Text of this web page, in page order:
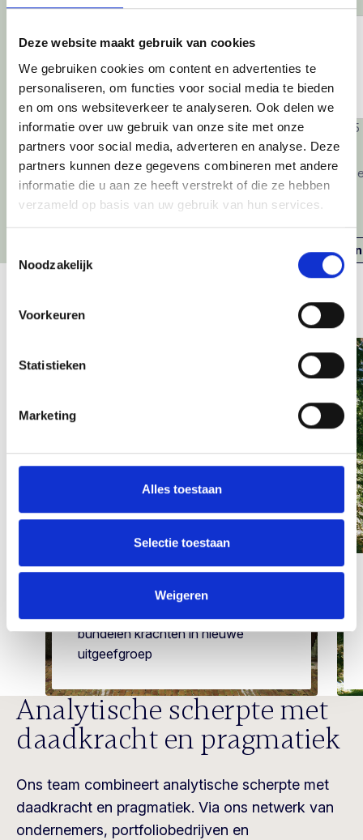
Deze website maakt gebruik van cookies
We gebruiken cookies om content en advertenties te
personaliseren, om functies voor social media te bieden
en om ons websiteverkeer te analyseren. Ook delen we
informatie over uw gebruik van onze site met onze
partners voor social media, adverteren en analyse. Deze
partners kunnen deze gegevens combineren met andere
informatie die u aan ze heeft verstrekt of die ze hebben
verzameld op basis van uw gebruik van hun services.
Noodzakelijk
Voorkeuren
Statistieken
Marketing
Alles toestaan
Selectie toestaan
Weigeren
Juni 2025
NL Security Groep
BC Capital neemt meerderheidsbelang in NL
Security, Specialists in Security and
Specialists in Services en creëert NL Security
Groep
Oktober 2025
FINN
BC Capital
Ontdekken
Het laatste nieuws
13 januari 2026
bundelen krachten in nieuwe
uitgeefgroep
Analytische scherpte met
daadkracht en pragmatiek
Ons team combineert analytische scherpte met
daadkracht en pragmatiek. Via ons netwerk van
ondernemers, portfoliobedrijven en